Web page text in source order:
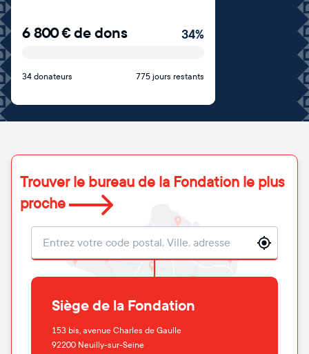
6 800€de dons 34%
34 donateurs 775 jours restants
Trouver le bureau de la Fondation le plus
proche
Localisation
Siège de la Fondation
153 bis, avenue Charles de Gaulle
92200 Neuilly-sur-Seine